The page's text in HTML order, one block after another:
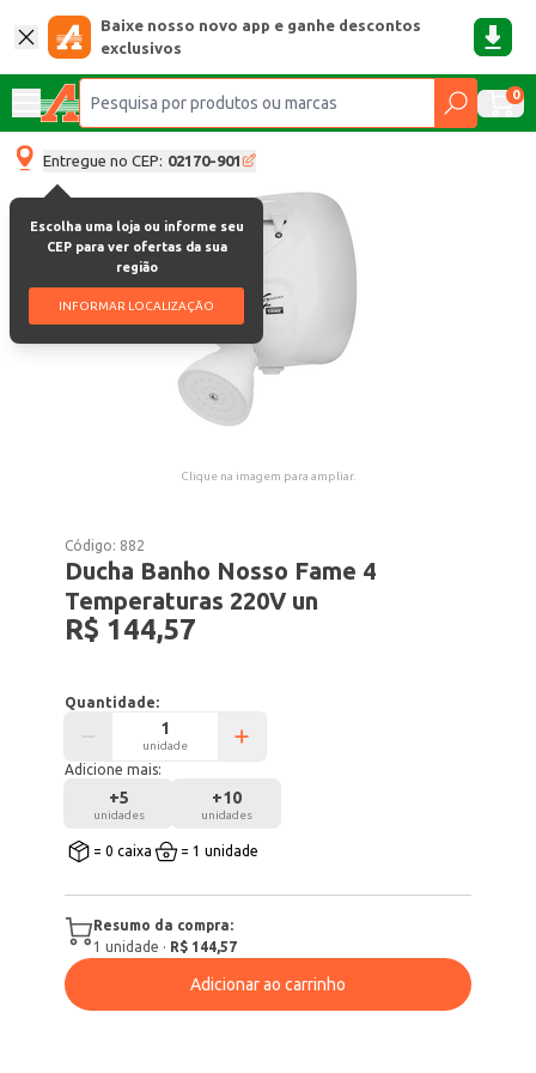
Baixe nosso novo app e ganhe descontos
exclusivos
0
Entregue no CEP: 02170-901
Escolha uma loja ou informe seu
CEP para ver ofertas da sua
região
INFORMAR LOCALIZAÇÃO
Clique na imagem para ampliar.
Código: 882
Ducha Banho Nosso Fame 4
Temperaturas 220V un
R$ 144,57
Quantidade:
unidade
Adicione mais:
+5
unidades
+10
unidades
= 0 caixa = 1 unidade
Resumo da compra:
1 unidade · R$ 144,57
Adicionar ao carrinho